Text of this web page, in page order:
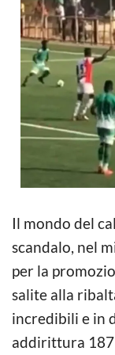
Il mondo del
scandalo, nel
per la
salite alla
incredibili e in
addirittura 187